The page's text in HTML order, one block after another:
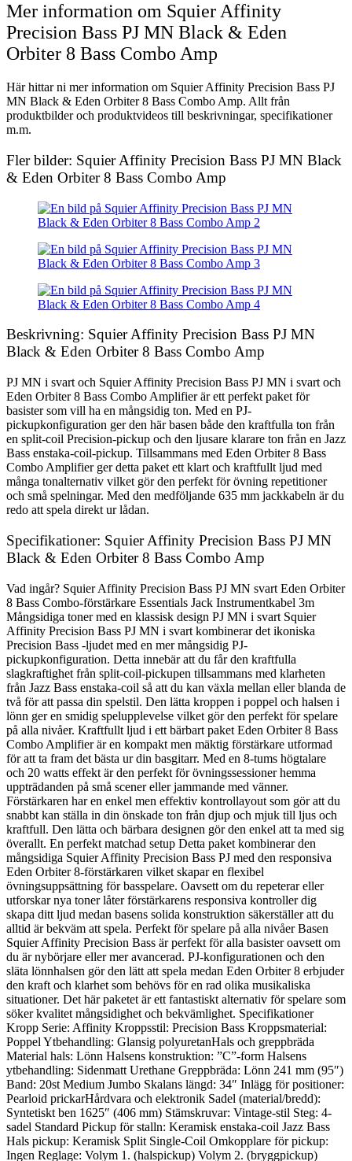
Mer information om Squier Affinity
Precision Bass PJ MN Black & Eden
Orbiter 8 Bass Combo Amp
Här hittar ni mer information om Squier Affinity Precision Bass PJ
MN Black & Eden Orbiter 8 Bass Combo Amp. Allt från
produktbilder och produktvideos till beskrivningar, specifikationer
m.m.
Fler bilder: Squier Affinity Precision Bass PJ MN Black
& Eden Orbiter 8 Bass Combo Amp
Beskrivning: Squier Affinity Precision Bass PJ MN
Black & Eden Orbiter 8 Bass Combo Amp
PJ MN i svart och Squier Affinity Precision Bass PJ MN i svart och
Eden Orbiter 8 Bass Combo Amplifier är ett perfekt paket för
basister som vill ha en mångsidig ton. Med en PJ-
pickupkonfiguration ger den här basen både den kraftfulla ton från
en split-coil Precision-pickup och den ljusare klarare ton från en Jazz
Bass enstaka-coil-pickup. Tillsammans med Eden Orbiter 8 Bass
Combo Amplifier ger detta paket ett klart och kraftfullt ljud med
många tonalternativ vilket gör den perfekt för övning repetitioner
och små spelningar. Med den medföljande 635 mm jackkabeln är du
redo att spela direkt ur lådan.
Specifikationer: Squier Affinity Precision Bass PJ MN
Black & Eden Orbiter 8 Bass Combo Amp
Vad ingår? Squier Affinity Precision Bass PJ MN svart Eden Orbiter
8 Bass Combo-förstärkare Essentials Jack Instrumentkabel 3m
Mångsidiga toner med en klassisk design PJ MN i svart Squier
Affinity Precision Bass PJ MN i svart kombinerar det ikoniska
Precision Bass -ljudet med en mer mångsidig PJ-
pickupkonfiguration. Detta innebär att du får den kraftfulla
slagkraftighet från split-coil-pickupen tillsammans med klarheten
från Jazz Bass enstaka-coil så att du kan växla mellan eller blanda de
två för att passa din spelstil. Den lätta kroppen i poppel och halsen i
lönn ger en smidig spelupplevelse vilket gör den perfekt för spelare
på alla nivåer. Kraftfullt ljud i ett bärbart paket Eden Orbiter 8 Bass
Combo Amplifier är en kompakt men mäktig förstärkare utformad
för att ta fram det bästa ur din basgitarr. Med en 8-tums högtalare
och 20 watts effekt är den perfekt för övningssessioner hemma
uppträdanden på små scener eller jammande med vänner.
Förstärkaren har en enkel men effektiv kontrollayout som gör att du
snabbt kan ställa in din önskade ton från djup och mjuk till ljus och
kraftfull. Den lätta och bärbara designen gör den enkel att ta med sig
överallt. En perfekt matchad setup Detta paket kombinerar den
mångsidiga Squier Affinity Precision Bass PJ med den responsiva
Eden Orbiter 8-förstärkaren vilket skapar en flexibel
övningsuppsättning för basspelare. Oavsett om du repeterar eller
utforskar nya toner låter förstärkarens responsiva kontroller dig
skapa ditt ljud medan basens solida konstruktion säkerställer att du
alltid är bekväm att spela. Perfekt för spelare på alla nivåer Basen
Squier Affinity Precision Bass är perfekt för alla basister oavsett om
du är nybörjare eller mer avancerad. PJ-konfigurationen och den
släta lönnhalsen gör den lätt att spela medan Eden Orbiter 8 erbjuder
den kraft och klarhet som behövs för en rad olika musikaliska
situationer. Det här paketet är ett fantastiskt alternativ för spelare som
söker kvalitet mångsidighet och bekvämlighet. Specifikationer
Kropp Serie: Affinity Kroppsstil: Precision Bass Kroppsmaterial:
Poppel Ytbehandling: Glansig polyuretanHals och greppbräda
Material hals: Lönn Halsens konstruktion: ”C”-form Halsens
ytbehandling: Sidenmatt Urethane Greppbräda: Lönn 241 mm (95″)
Band: 20st Medium Jumbo Skalans längd: 34″ Inlägg för positioner:
Pearloid prickarHårdvara och elektronik Sadel (material/bredd):
Syntetiskt ben 1625″ (406 mm) Stämskruvar: Vintage-stil Steg: 4-
sadel Standard Pickup för stalln: Keramisk enstaka-coil Jazz Bass
Hals pickup: Keramisk Split Single-Coil Omkopplare för pickup:
Ingen Reglage: Volym 1. (halspickup) Volym 2. (bryggpickup)